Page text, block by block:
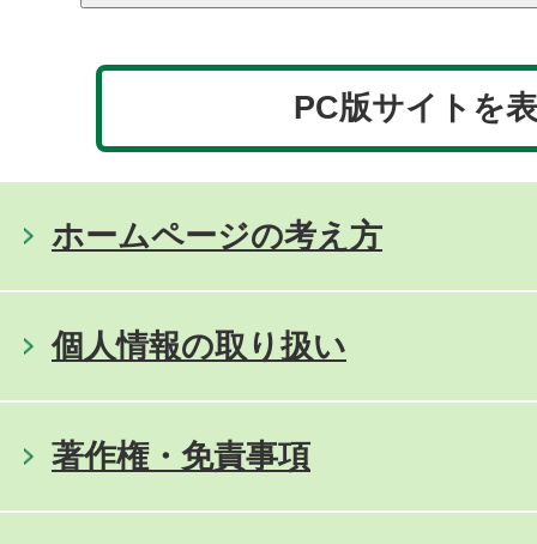
PC版サイトを
ホームページの考え方
個人情報の取り扱い
著作権・免責事項